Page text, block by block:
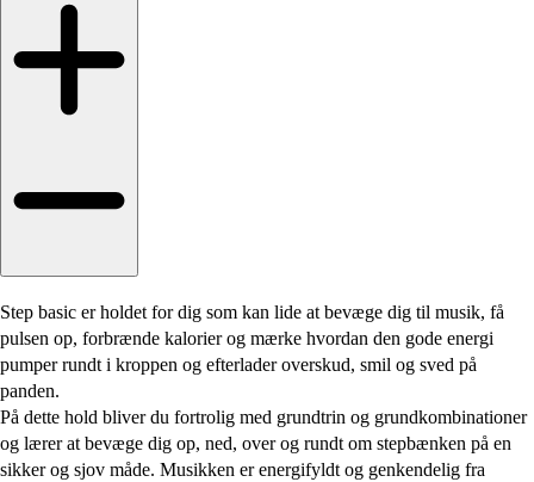
Step basic er holdet for dig som kan lide at bevæge dig til musik, få
pulsen op, forbrænde kalorier og mærke hvordan den gode energi
pumper rundt i kroppen og efterlader overskud, smil og sved på
panden.
På dette hold bliver du fortrolig med grundtrin og grundkombinationer
og lærer at bevæge dig op, ned, over og rundt om stepbænken på en
sikker og sjov måde. Musikken er energifyldt og genkendelig fra